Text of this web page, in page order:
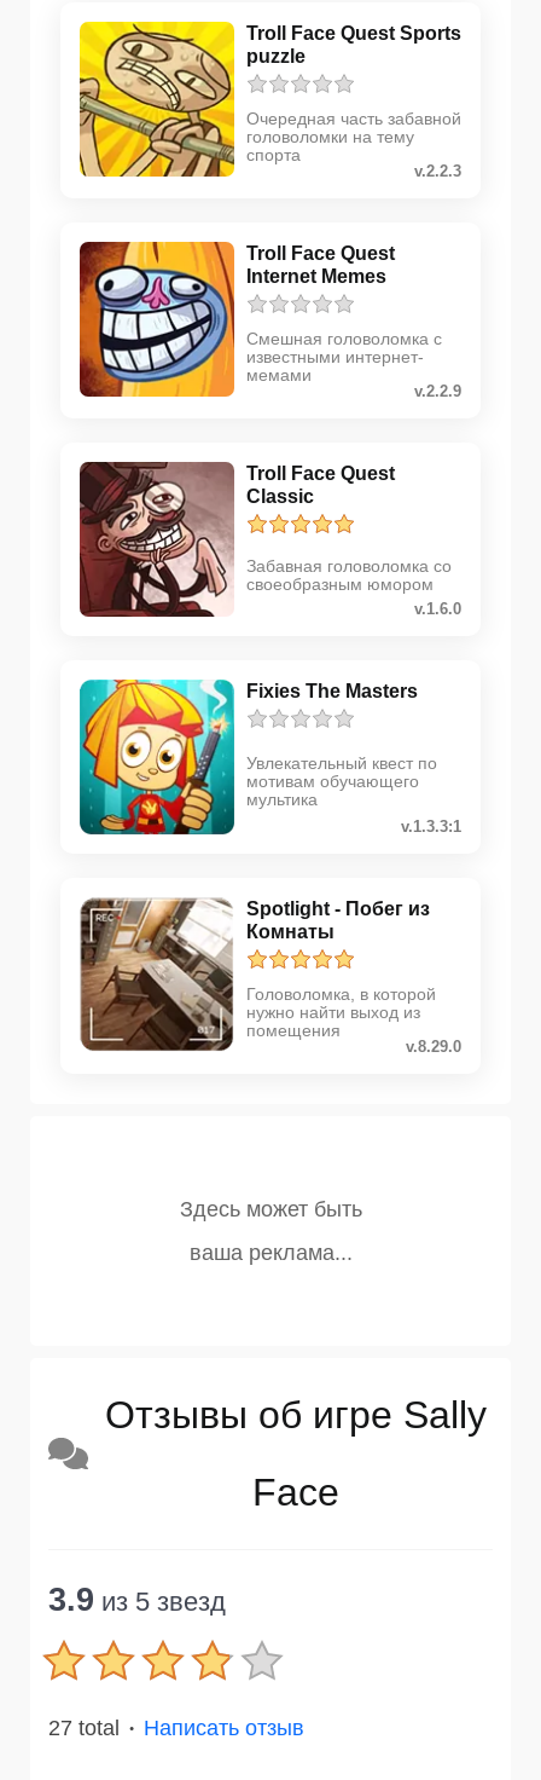
Troll Face Quest Sports
puzzle
Очередная часть забавной
головоломки на тему
спорта
v.2.2.3
Troll Face Quest
Internet Memes
Смешная головоломка с
известными интернет-
мемами
v.2.2.9
Troll Face Quest
Classic
Забавная головоломка со
своеобразным юмором
v.1.6.0
Fixies The Masters
Увлекательный квест по
мотивам обучающего
мультика
v.1.3.3:1
Spotlight - Побег из
Комнаты
Головоломка, в которой
нужно найти выход из
помещения
v.8.29.0
Отзывы об игре Sally
Face
3.9 из 5 звезд
27 total ● Написать отзыв